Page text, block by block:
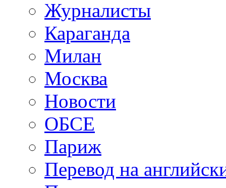
Журналисты
Караганда
Милан
Москва
Новости
ОБСЕ
Париж
Перевод на